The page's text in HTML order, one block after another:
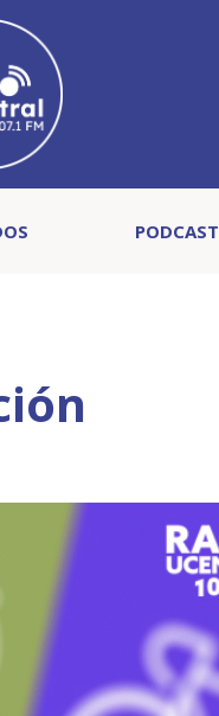
PODCAST